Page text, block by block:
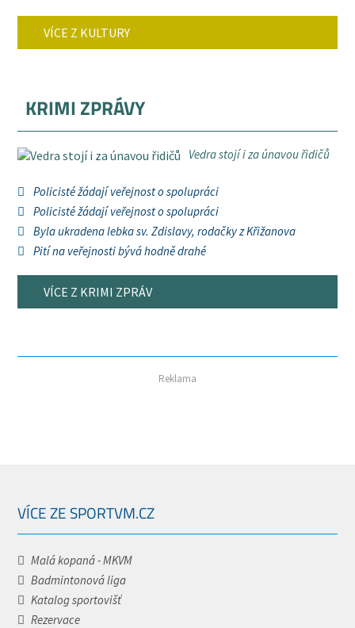
VÍCE Z KULTURY
KRIMI ZPRÁVY
Vedra stojí i za únavou řidičů
Policisté žádají veřejnost o spolupráci
Policisté žádají veřejnost o spolupráci
Byla ukradena lebka sv. Zdislavy, rodačky z Křižanova
Pití na veřejnosti bývá hodně drahé
VÍCE Z KRIMI ZPRÁV
Reklama
VÍCE ZE SPORTVM.CZ
Malá kopaná - MKVM
Badmintonová liga
Katalog sportovišť
Rezervace